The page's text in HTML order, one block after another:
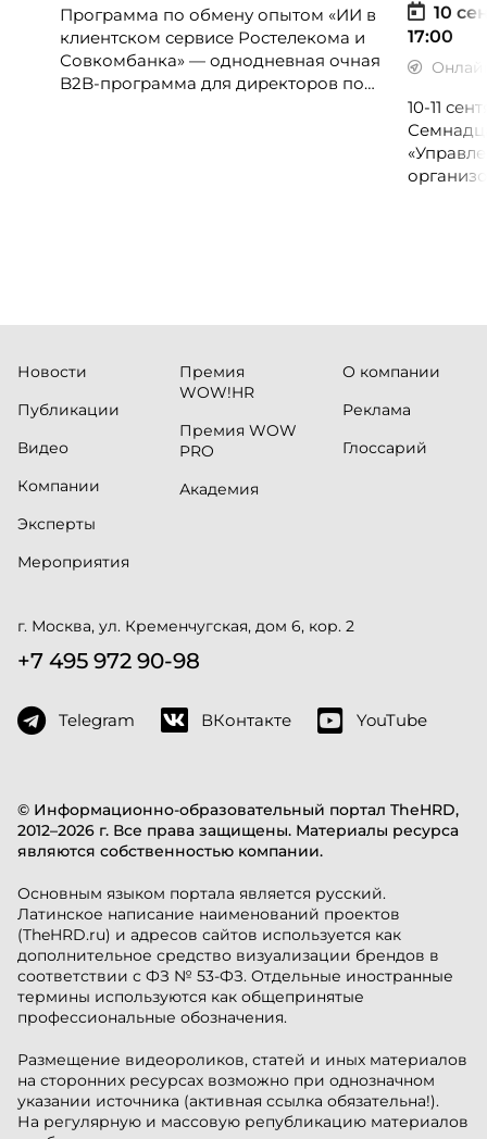
Программа по обмену опытом «ИИ в
клиентском сервисе Ростелекома и
Совкомбанка» — однодневная очная
B2B-программа для директоров по
10
17:00
10-11
© Информационно-образовательный портал TheHRD,
2012–2026 г. Все права защищены. Материалы ресурса
являются собственностью компании.
Основным языком портала является русский.
Латинское написание наименований проектов
(TheHRD.ru) и адресов сайтов используется как
дополнительное средство визуализации брендов в
соответствии с ФЗ № 53-ФЗ. Отдельные иностранные
термины используются как общепринятые
профессиональные обозначения.
Размещение видеороликов, статей и иных материалов
на сторонних ресурсах возможно при однозначном
указании источника (активная ссылка обязательна!).
На регулярную и массовую републикацию материалов
Новости
Публикации
Видео
Компании
Эксперты
Мероприятия
Премия
WOW!HR
Премия WOW
PRO
Академия
О компании
Реклама
Глоссарий
г. Москва, ул. Кременчугская, дом 6, кор. 2
+7 495 972 90-98
Telegram ВКонтакте YouTube